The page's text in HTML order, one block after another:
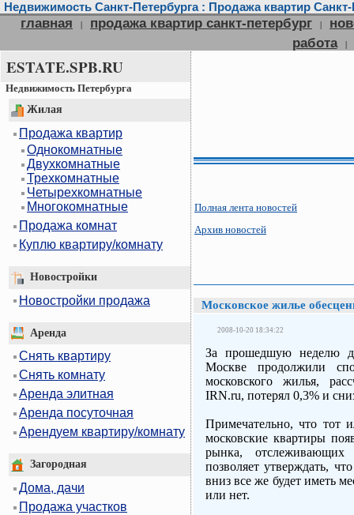
Недвижимость Санкт-Петербурга : Продажа квартир
главная | продажа квартир санкт-петербург |
работа
|
ESTATE.SPB.RU
Недвижимость Петербурга
Жилая
Продажа квартир
Однокомнатные
Двухкомнатные
Трехкомнатные
Четырехкомнатные
Многокомнатные
Продажа комнат
Куплю квартиру/комнату
Новостройки
Новостройки продажа
Аренда
Снять квартиру
Снять комнату
Аренда элитная
Аренда посуточная
Арендуем квартиру/комнату
Загородная
Дома, дачи
Продажа участков
Полная лента новостей
Архив новостей
Московское жилье
2008-10-20 18:34:22
За прошедшую неделю
Москве продолжили
московского жилья,
IRN.ru, потерял 0,3% и
Примечательно, что тот
московские квартиры
рынка, отслеживающих
позволяет утверждать,
вниз все же будет иметь
или нет.